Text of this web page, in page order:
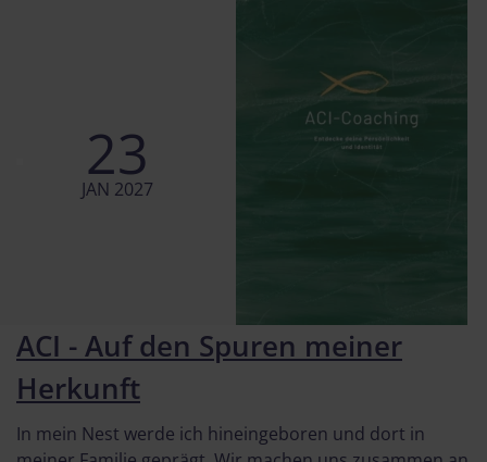
23
JAN 2027
ACI - Auf den Spuren meiner
Herkunft
In mein Nest werde ich hineingeboren und dort in